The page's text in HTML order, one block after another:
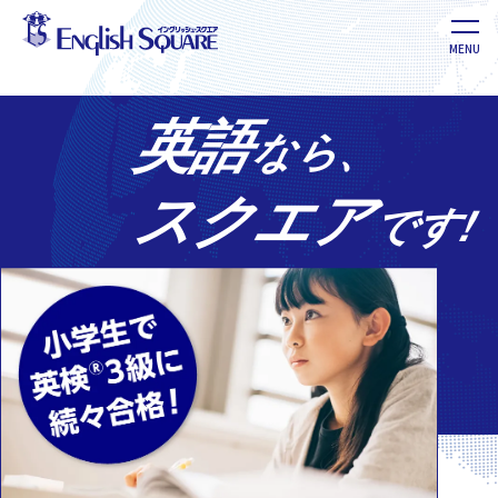
英語教室 イングリッシュ・スクエア
MENU
英語なら、
スクエアです!